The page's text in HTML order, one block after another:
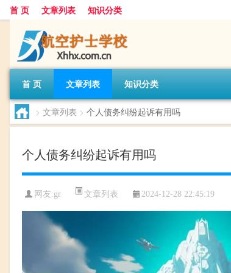
首 页 文章列表 知识分类
首 页 文章列表 知识分类
> 文章列表 > 个人债务纠纷起诉有用吗
个人债务纠纷起诉有用吗
网友:gr 文章列表 2024-12-28 22:45:19